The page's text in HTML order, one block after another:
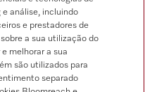
análise, incluindo
e prestadores de
a sua utilização do
melhorar a sua
são utilizados para
separado